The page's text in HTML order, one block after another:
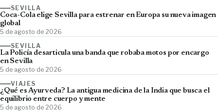
SEVILLA
Coca-Cola elige Sevilla para estrenar en Europa su nueva imagen
global
5 de agosto de 2026
SEVILLA
La Policía desarticula una banda que robaba motos por encargo
en Sevilla
5 de agosto de 2026
VIAJES
¿Qué es Ayurveda? La antigua medicina de la India que busca el
equilibrio entre cuerpo y mente
5 de agosto de 2026